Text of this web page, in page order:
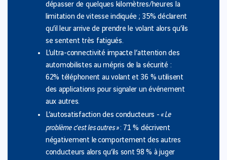
dépasser de quelques kilomètres/heures la
limitation de vitesse indiquée ; 35% déclarent
qu’il leur arrive de prendre le volant alors qu’ils
se sentent très fatigués.
L’ultra-connectivité impacte l’attention des
automobilistes au mépris de la sécurité :
62% téléphonent au volant et 36 % utilisent
des applications pour signaler un événement
aux autres.
L’autosatisfaction des conducteurs - « Le
problème c’est les autres »: 71 % décrivent
négativement le comportement des autres
conducteurs alors qu’ils sont 98 % à juger